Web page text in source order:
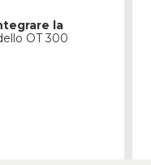
la
OT 300